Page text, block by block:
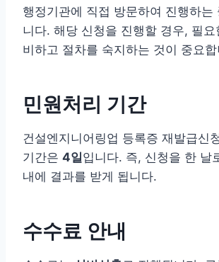
행정기관에 직접 방문하여 진행하는
니다. 해당 신청을 진행할 경우, 필요
비하고 절차를 숙지하는 것이 중요
민원처리 기간
건설엔지니어링업 등록증 재발급신
기간은 4일입니다. 즉, 신청을 한 날
내에 결과를 받게 됩니다.
수수료 안내